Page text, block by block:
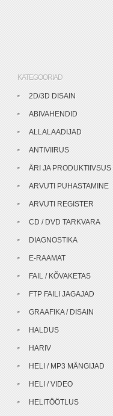
KATEGOORIAD
2D/3D DISAIN
ABIVAHENDID
ALLALAADIJAD
ANTIVIIRUS
ÄRI JA PRODUKTIIVSUS
ARVUTI PUHASTAMINE
ARVUTI REGISTER
CD / DVD TARKVARA
DIAGNOSTIKA
E-RAAMAT
FAIL / KÕVAKETAS
FTP FAILI JAGAJAD
GRAAFIKA / DISAIN
HALDUS
HARIV
HELI / MP3 MÄNGIJAD
HELI / VIDEO
HELITÖÖTLUS